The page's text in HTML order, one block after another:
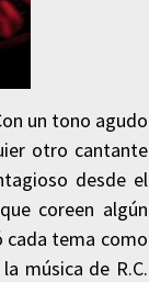
un tono agudo
otro cantante
desde el
coreen algún
cada tema como
música de R.C.